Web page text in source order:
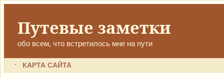
Путевые заметки
обо всем, что встретилось мне на пути
КАРТА САЙТА